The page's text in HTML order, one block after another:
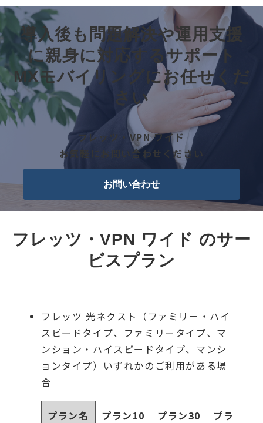
導入後も問題解決や運用支援
に親身に対応するサポート
MXモバイリングにお任せくだ
さい
フレッツ・VPN ワイド
お気軽にお問い合わせください
お問い合わせ
フレッツ・VPN ワイド のサー
ビスプラン
フレッツ 光ネクスト（ファミリー・ハイ
スピードタイプ、ファミリータイプ、マ
ンション・ハイスピードタイプ、マンシ
ョンタイプ）いずれかのご利用がある場
合
プラン名 プラン10 プラン30 プラン100